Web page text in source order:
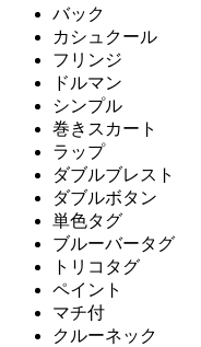
バック
カシュクール
フリンジ
ドルマン
シンプル
巻きスカート
ラップ
ダブルブレスト
ダブルボタン
単色タグ
ブルーバータグ
トリコタグ
ペイント
マチ付
クルーネック